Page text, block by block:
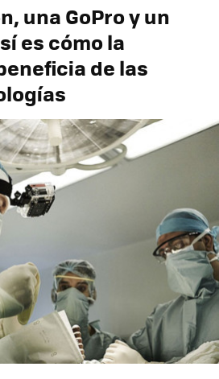
una GoPro y un
es cómo la
de las